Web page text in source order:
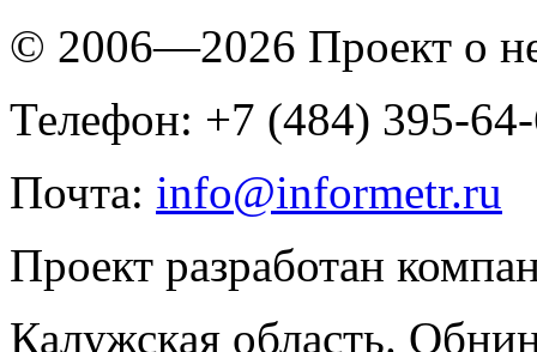
© 2006—2026 Проект о
Телефон: +7 (484) 395-
Почта: info@informetr.ru
Проект разработан
Калужская область.